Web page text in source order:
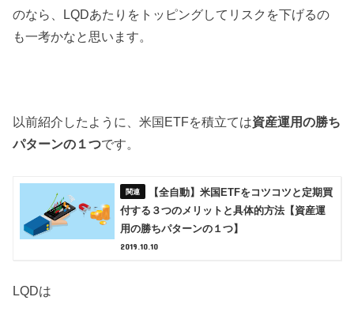
のなら、LQDあたりをトッピングしてリスクを下げるの
も一考かなと思います。
以前紹介したように、米国ETFを積立ては資産運用の勝ち
パターンの１つです。
【全自動】米国ETFをコツコツと定期買
付する３つのメリットと具体的方法【資産運
用の勝ちパターンの１つ】
2019.10.10
LQDは